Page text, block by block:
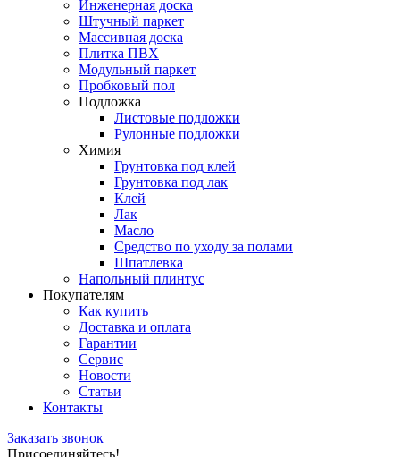
Инженерная доска
Штучный паркет
Массивная доска
Плитка ПВХ
Модульный паркет
Пробковый пол
Подложка
Листовые подложки
Рулонные подложки
Химия
Грунтовка под клей
Грунтовка под лак
Клей
Лак
Масло
Средство по уходу за полами
Шпатлевка
Напольный плинтус
Покупателям
Как купить
Доставка и оплата
Гарантии
Сервис
Новости
Статьи
Контакты
Заказать звонок
Присоединяйтесь!